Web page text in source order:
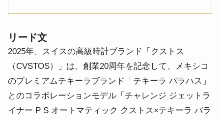
リード文
2025年、スイスの高級時計ブランド「クストス
（CVSTOS）」は、創業20周年を記念して、メキシコ
のプレミアムテキーラブランド「テキーラ バラハス」
とのコラボレーションモデル「チャレンジ ジェットラ
イナー P S オートマティック クストス×テキーラ バラ